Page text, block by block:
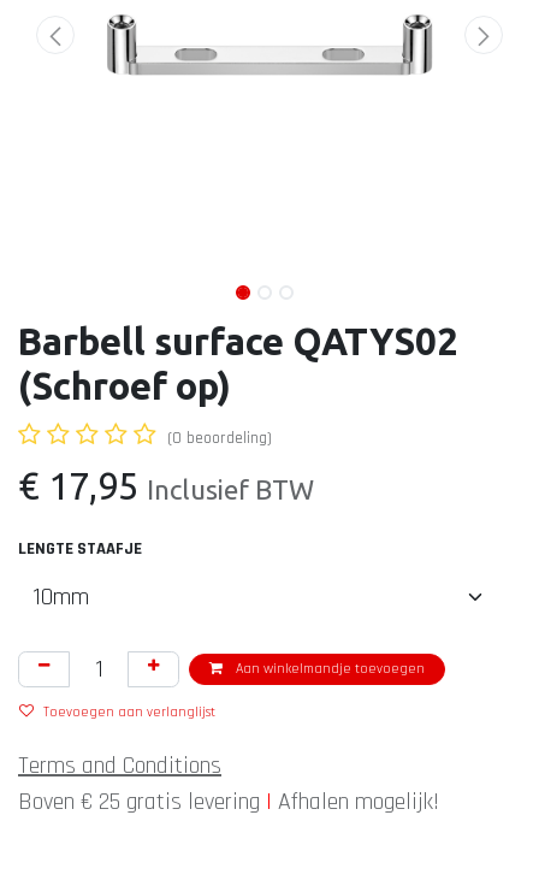
Barbell surface QATYS02
(Schroef op)
(0 beoordeling)
€ 17,95 Inclusief BTW
LENGTE STAAFJE
Aan winkelmandje toevoegen
Toevoegen aan verlanglijst
Terms and Conditions
Boven € 25 gratis levering | Afhalen mogelijk!